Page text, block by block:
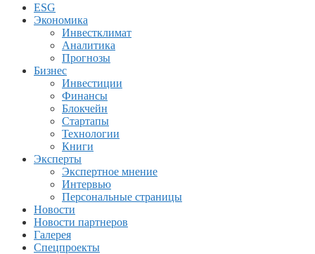
ESG
Экономика
Инвестклимат
Аналитика
Прогнозы
Бизнес
Инвестиции
Финансы
Блокчейн
Стартапы
Технологии
Книги
Эксперты
Экспертное мнение
Интервью
Персональные страницы
Новости
Новости партнеров
Галерея
Спецпроекты